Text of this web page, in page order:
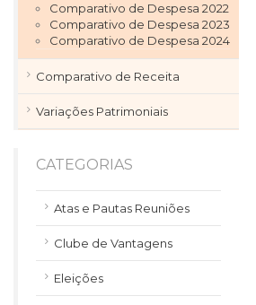
Comparativo de Despesa 2022
Comparativo de Despesa 2023
Comparativo de Despesa 2024
Comparativo de Receita
Variações Patrimoniais
CATEGORIAS
Atas e Pautas Reuniões
Clube de Vantagens
Eleições